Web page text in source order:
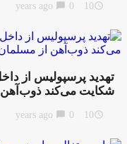
access_time
10 years ago
chat_bubble
تهدید پرسپولیس از
شکایت می‌کند ذوب‌آهن
access_time
10 years ago
chat_bubble